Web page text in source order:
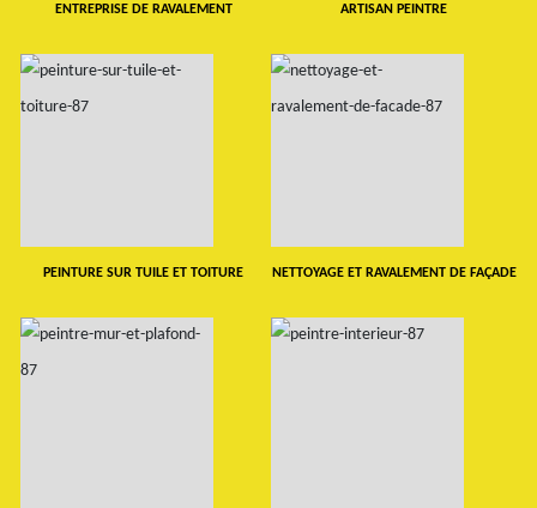
ENTREPRISE DE RAVALEMENT ARTISAN PEINTRE
PEINTURE SUR TUILE ET TOITURE NETTOYAGE ET RAVALEMENT DE FAÇADE